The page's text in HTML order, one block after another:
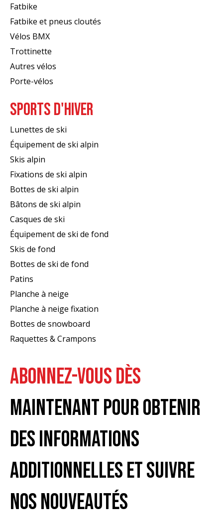
Fatbike
Fatbike et pneus cloutés
Vélos BMX
Trottinette
Autres vélos
Porte-vélos
SPORTS D'HIVER
Lunettes de ski
Équipement de ski alpin
Skis alpin
Fixations de ski alpin
Bottes de ski alpin
Bâtons de ski alpin
Casques de ski
Équipement de ski de fond
Skis de fond
Bottes de ski de fond
Patins
Planche à neige
Planche à neige fixation
Bottes de snowboard
Raquettes & Crampons
ABONNEZ-VOUS DÈS
MAINTENANT POUR OBTENIR
DES INFORMATIONS
ADDITIONNELLES ET SUIVRE
NOS NOUVEAUTÉS